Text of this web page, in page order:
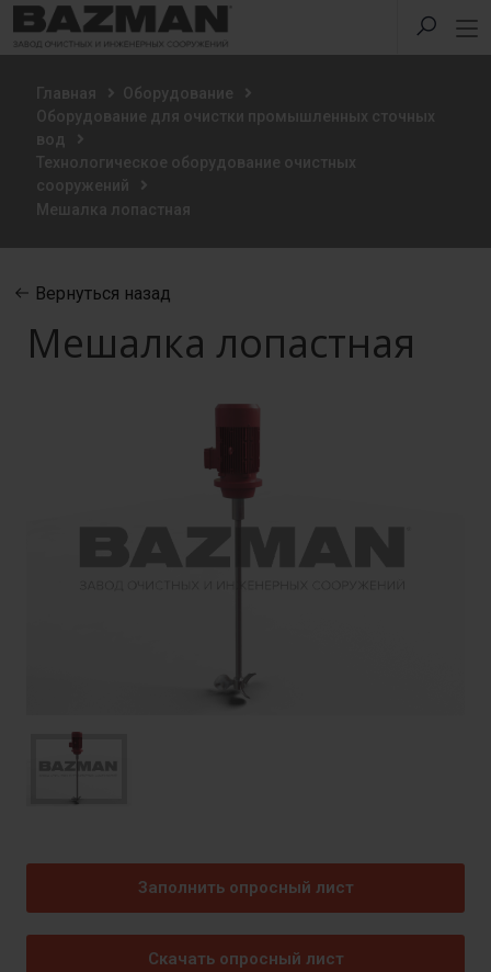
Главная
Оборудование
Оборудование для очистки промышленных сточных
вод
Технологическое оборудование очистных
сооружений
Мешалка лопастная
Вернуться назад
Мешалка лопастная
Заполнить опросный лист
Скачать опросный лист